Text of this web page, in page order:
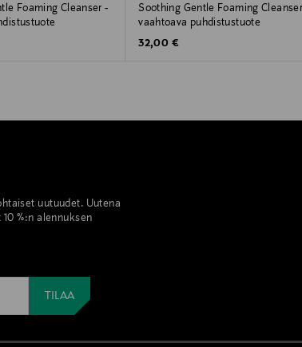
Foaming Cleanser -
Soothing Gentle Foaming
vaahtoava puhdistustuote
Original Price
32,00 €
uutuudet. Uutena
%:n alennuksen